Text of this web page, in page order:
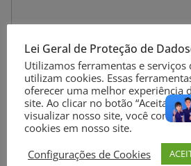
Nome*
E-mail*
Lei Geral de Proteção de
Utilizamos ferramentas e serviços
utilizam cookies. Essas
oferecer uma melhor experiência
site. Ao clicar no botão “Aceitar”
visualizar nosso site, você
cookies em nosso site.
Configurações de Cookies